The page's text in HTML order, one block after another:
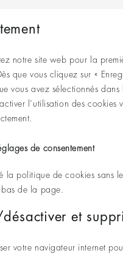
notre site web pour la
que vous cliquez sur «
vous avez sélectionnés
l’utilisation des
de consentement
la politique de cookies sans
de la page.
et
votre navigateur internet